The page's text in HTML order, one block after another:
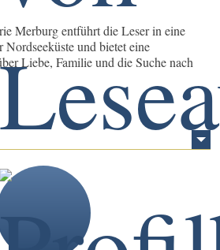
Merburg entführt die Leser in eine
Nordseeküste und bietet eine
Liebe, Familie und die Suche nach